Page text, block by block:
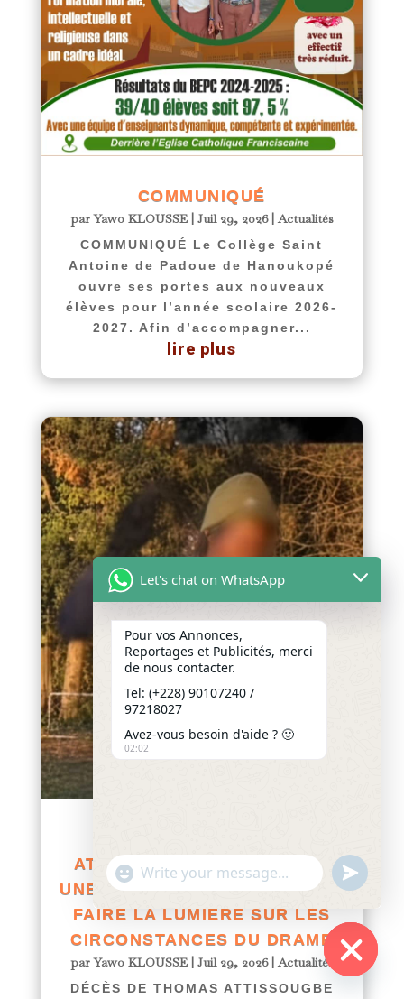
COMMUNIQUÉ
parYawo KLOUSSE| Juil 29, 2026|Actualités
COMMUNIQUÉ Le Collège Saint
Antoine de Padoue de Hanoukopé
ouvre ses portes aux nouveaux
élèves pour l’année scolaire 2026-
2027. Afin d’accompagner...
lire plus
ATTISSOUGBE EN FRANCE :
UNE ENQUÊTE OUVERTE POUR
FAIRE LA LUMIÈRE SUR LES
CIRCONSTANCES DU DRAME
parYawo KLOUSSE| Juil 29, 2026|Actualités
DÉCÈS DE THOMAS ATTISSOUGBE
Let's chat on WhatsApp
Pour vos Annonces,
Reportages et Publicités, merci
de nous contacter.
Tel: (+228) 90107240 /
97218027
Avez-vous besoin d'aide ? 🙂
02:02
"+chaty_settings.lang.emoji_picker+"
WhatsApp
undefined